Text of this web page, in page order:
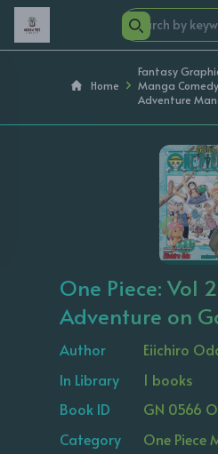
Home
Fantasy
Manga
Adventure
‹
One Piece: Vol
Adventure on
Author
Eiichiro
In Library
1 books
Book ID
GN 0566
Category
One Piece